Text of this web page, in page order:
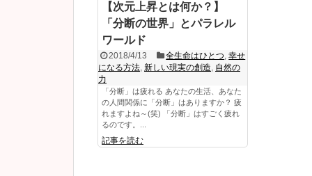
【次元上昇とは何か？】
「分断の世界」とパラレル
ワールド
2018/4/13 全生命はひとつ,幸せ
になる方法, 新しい現実の創造, 自然の
力
「分断」は疲れる あなたの生活、あなた
の人間関係に「分断」はありますか？ 疲
れますよね～(笑) 「分断」はすごく疲れ
るのです。...
記事を読む